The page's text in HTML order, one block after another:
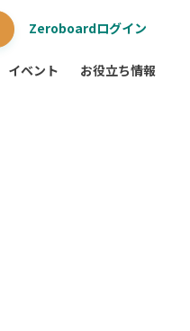
イベント お役立ち情報
Zeroboardログイン